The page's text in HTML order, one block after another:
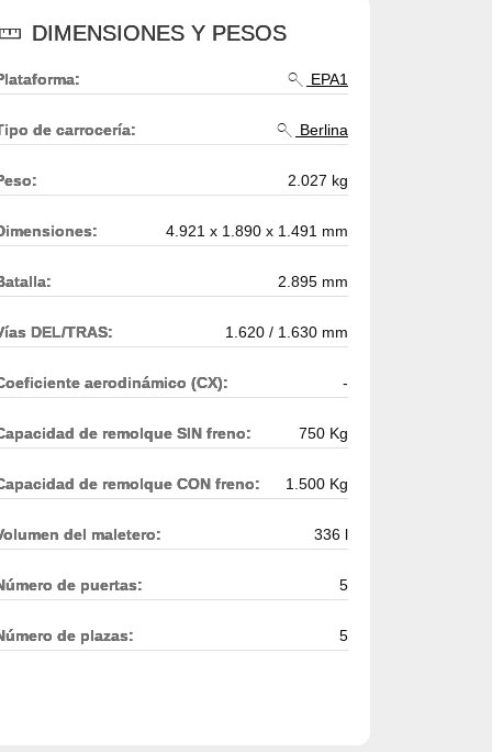
DIMENSIONES Y PESOS
EPA1
de carrocería: Berlina
2.027 kg
4.921 x 1.890 x 1.491 mm
2.895 mm
DEL/TRAS: 1.620 / 1.630 mm
aerodinámico (CX): -
de remolque SIN freno: 750 Kg
de remolque CON freno: 1.500 Kg
del maletero: 336 l
de puertas: 5
de plazas: 5